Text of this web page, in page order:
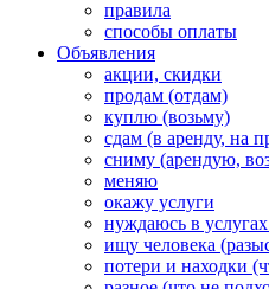
правила
способы оплаты
Объявления
акции, скидки
продам (отдам)
куплю (возьму)
сдам (в аренду, на
сниму (арендую,
меняю
окажу услуги
нуждаюсь в
ищу человека
потери и находки